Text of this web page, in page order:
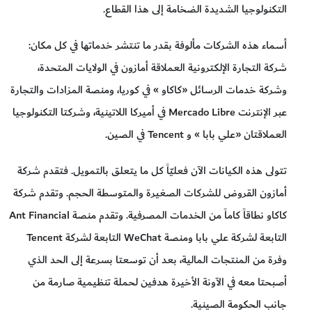
التكنولوجيا الشديدة الضخامة إلى هذا القطاع.
أسماء هذه الشركات مألوفة بقدر ما تنتشر خدماتها في كل مكان:
شركة التجارة الإلكترونية العملاقة أمازون في الولايات المتحدة،
وشركة خدمات الرسائل «كاكاو » في كوريا، ومنصة المزادات والتجارة
عبر الإنترنت Mercado Libre في أميركا اللاتينية، وشركتا التكنولوجيا
العملاقتان «علي بابا » و Tencent في الصين.
تتولى هذه الكيانات الآن فعليّاً كل ما يتعلق بالتمويل. فتقدم شركة
أمازون القروض للشركات الصغيرة والمتوسطة الحجم. وتقدم شركة
كاكاو نطاقاً كاماً من الخدمات المصرفية. وتقدم منصة Ant Financial
التابعة لشركة علي بابا ومنصة WeChat التابعة لشركة Tencent
وفرة من المنتجات المالية، بعد أن توسعتا بسرعة إلى الحد الذي
أصبحتا معه في الآونة الأخيرة هدفين لحملة تنظيمية صارمة من
جانب الحكومة الصينية.